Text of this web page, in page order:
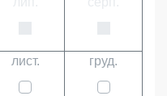
лист. груд.